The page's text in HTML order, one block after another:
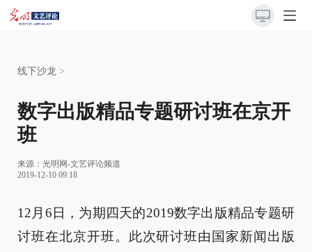
线下沙龙 >
数字出版精品专题研讨班在京开
班
来源： 光明网-文艺评论频道
2019-12-10 09:18
12月6日，为期四天的2019数字出版精品专题研
讨班在北京开班。此次研讨班由国家新闻出版